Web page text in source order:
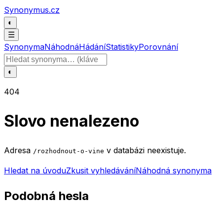
Přeskočit na obsah
Synonymus.cz
◐
☰
SynonymaNáhodnáHádáníStatistikyPorovnání
Hledat slovo
◐
404
Slovo nenalezeno
Adresa /rozhodnout-o-vine v databázi neexistuje.
Hledat na úvoduZkusit vyhledáváníNáhodná synonyma
Podobná hesla